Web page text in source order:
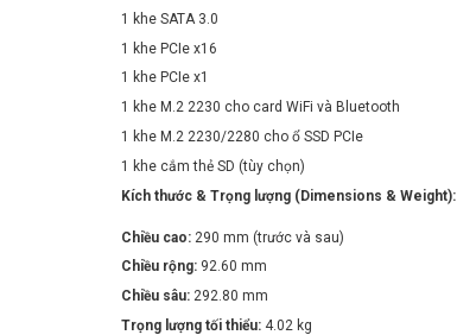
1 khe SATA 3.0
1 khe PCIe x16
1 khe PCIe x1
1 khe M.2 2230 cho card WiFi và Bluetooth
1 khe M.2 2230/2280 cho ổ SSD PCIe
1 khe cắm thẻ SD (tùy chọn)
Kích thước & Trọng lượng (Dimensions & Weight):
Chiều cao: 290 mm (trước và sau)
Chiều rộng: 92.60 mm
Chiều sâu: 292.80 mm
Trọng lượng tối thiểu: 4.02 kg